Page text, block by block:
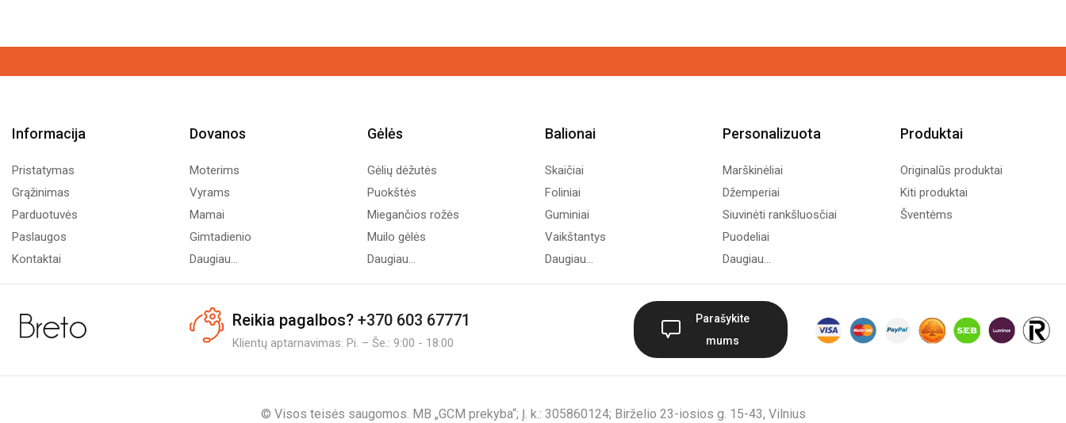
Informacija
Pristatymas
Grąžinimas
Parduotuvės
Paslaugos
Kontaktai
Dovanos
Moterims
Vyrams
Mamai
Gimtadienio
Daugiau...
Gėlės
Gėlių dėžutės
Puokštės
Miegančios rožės
Muilo gėlės
Daugiau...
Balionai
Skaičiai
Foliniai
Guminiai
Vaikštantys
Daugiau...
Personalizuota
Marškinėliai
Džemperiai
Siuvinėti rankšluosčiai
Puodeliai
Daugiau...
Produktai
Originalūs produktai
Kiti produktai
Šventėms
Reikia pagalbos? +370 603 67771
Klientų aptarnavimas: Pi. – Še.: 9:00 - 18:00
Parašykite
mums
© Visos teisės saugomos. MB „GCM prekyba“; Į. k.: 305860124; Birželio 23-iosios g. 15-43, Vilnius